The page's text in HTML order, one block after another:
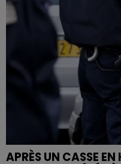
APRÈS UN CASSE